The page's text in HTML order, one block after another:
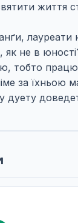
життя
не в
тобто
за їхньою